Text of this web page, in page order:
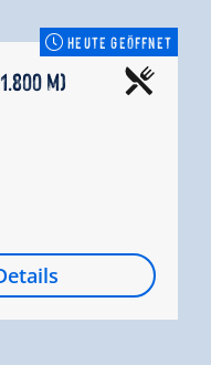
HEUTE GEÖFFNET
m)